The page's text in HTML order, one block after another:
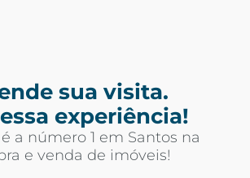
sua visita.
experiência!
a número 1 em Santos na
e venda de imóveis!